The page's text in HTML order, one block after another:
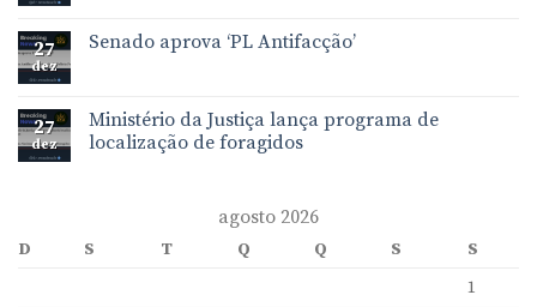
27
dez
Senado aprova ‘PL Antifacção’
27
dez
Ministério da Justiça lança programa de
localização de foragidos
agosto 2026
D S T Q Q S
S
1